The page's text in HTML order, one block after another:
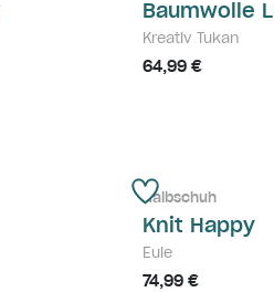
Baumwolle
Kreativ Tukan
64,99 €
Halbschuh
Knit Happy
Eule
74,99 €